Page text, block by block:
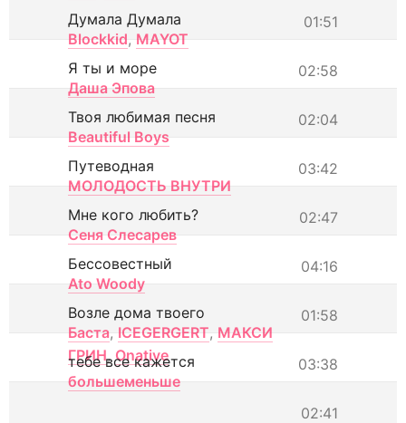
01:51
Думала Думала
Blockkid, MAYOT
02:58
Я ты и море
Даша Эпова
02:04
Твоя любимая песня
Beautiful Boys
03:42
Путеводная
МОЛОДОСТЬ ВНУТРИ
02:47
Мне кого любить?
Сеня Слесарев
04:16
Бессовестный
Ato Woody
01:58
Возле дома твоего
Баста, ICEGERGERT, МАКСИ
ГРИН, Onative 03:38
тебе все кажется
большеменьше
02:41